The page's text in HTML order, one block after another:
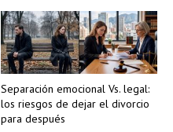
Separación emocional Vs. legal:
los riesgos de dejar el divorcio
para después